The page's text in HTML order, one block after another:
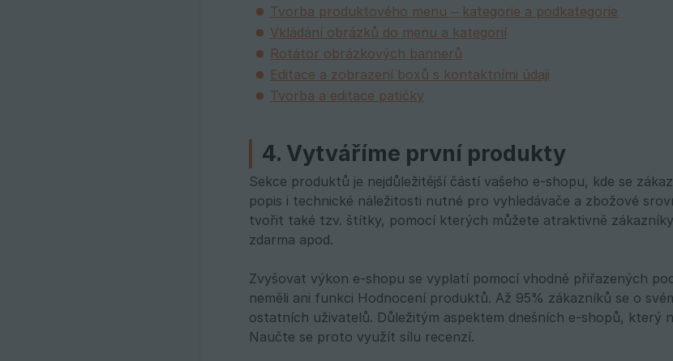
Tvorba produktového menu – kategorie a podkategorie
Vkládání obrázků do menu a kategorií
Rotátor obrázkových bannerů
Editace a zobrazení boxů s kontaktními údaji
Tvorba a editace patičky
4. Vytváříme první produkty
Sekce produktů je nejdůležitější částí vašeho e-shopu, kde se
popis i technické náležitosti nutné pro vyhledávače a zbožové
tvořit také tzv. štítky, pomocí kterých můžete atraktivně
zdarma apod.
Zvyšovat výkon e-shopu se vyplatí pomocí vhodně přiřazených
neměli ani funkci Hodnocení produktů. Až 95% zákazníků se o
ostatních uživatelů. Důležitým aspektem dnešních e-shopů,
Naučte se proto využít sílu recenzí.